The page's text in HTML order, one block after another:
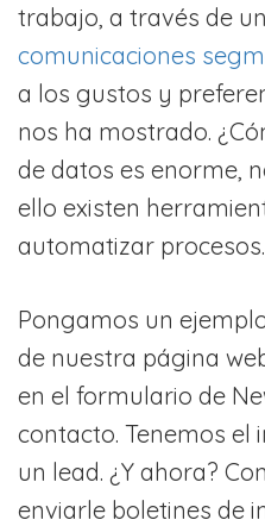
trabajo, a través de
comunicaciones
a los gustos y
nos ha mostrado.
de datos es enorme,
ello existen
automatizar procesos.
Pongamos un
de nuestra página
en el formulario de
contacto. Tenemos el
un lead. ¿Y ahora?
enviarle boletines de